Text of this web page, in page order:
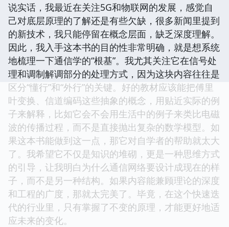
说实话，我最近在关注5G和物联网的发展，感觉自
己对底层原理的了解还是有些欠缺，很多新闻里提到
的新技术，我只能停留在概念层面，缺乏深度理解。
因此，我入手这本书的目的性非常明确，就是想系统
地梳理一下通信学的“根基”。我尤其关注它在信号处
理和调制解调部分的处理方式，因为这块内容往往是
区分“懂行”和“外行”的关键。好的教材应该能把傅里
叶变换、信道编码这些抽象的概念，用贴近实际的例
子来解释，比如它会不会用生活中的例子来类比电磁
波的传播过程，而不是直接抛出复杂的数学模型。如
果这本书能做到这一点，那它对自学者的帮助就太大
了。我希望它不仅是知识的堆砌，更是一种思维方式
的引导，让我明白为什么通信网络要设计成现在的样
子，而不是另一种结构。如果内容能兼顾理论的深度
和工程的广度，那就太完美了。毕竟，在这个快速迭
代的行业里，只有掌握了不变的原理，才能更好地适
应未来的变化。